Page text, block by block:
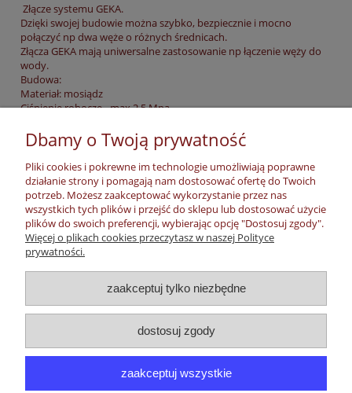
Złącze systemu GEKA.
Dzięki swojej budowie można szybko, bezpiecznie i mocno
połączyć np dwa węże o różnych średnicach.
Złącza GEKA mają uniwersalne zastosowanie np łączenie węży do
wody.
Budowa:
Materiał: mosiądz
Ciśnienie robocze - max 2,5 Mpa
Temperatura pracy -5 do +100 °C
Złącze wykonane z mosiądzu z gwintem wewnętrznym GW- 1 1/4"
( 5/4")
Łączy się je z gwintowanymi rurami , nyplami , innymi złączami z
gwintem zewnętrznym.
Moje konto
Płatności, dostawa, zwroty
Informacje
O nas
Dbamy o Twoją prywatność
Pliki cookies i pokrewne im technologie umożliwiają poprawne
działanie strony i pomagają nam dostosować ofertę do Twoich
potrzeb. Możesz zaakceptować wykorzystanie przez nas
wszystkich tych plików i przejść do sklepu lub dostosować użycie
plików do swoich preferencji, wybierając opcję "Dostosuj zgody".
Więcej o plikach cookies przeczytasz w naszej Polityce
prywatności.
zaakceptuj tylko niezbędne
dostosuj zgody
zaakceptuj wszystkie